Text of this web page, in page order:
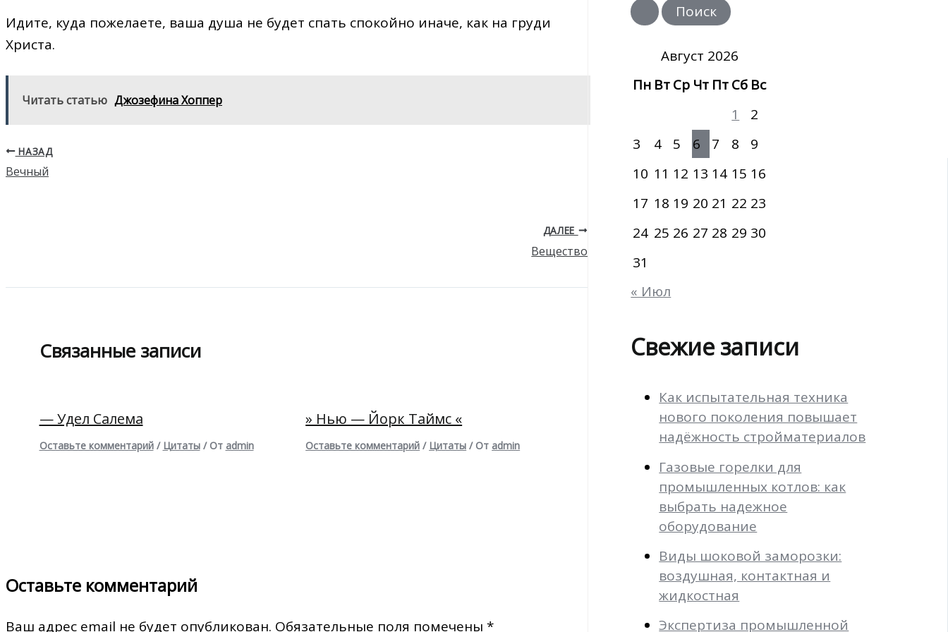
Идите, куда пожелаете, ваша душа не будет спать спокойно иначе, как на груди
Христа.
Читать статью Джозефина Хоппер
НАЗАД
Вечный
ДАЛЕЕ
Вещество
Связанные записи
— Удел Салема
Оставьте комментарий / Цитаты/ От admin
» Нью — Йорк Таймс «
Оставьте комментарий / Цитаты / От admin
Оставьте комментарий
Ваш адрес email не будет опубликован. Обязательные поля помечены *
и
с
Август 2026
Пн ВтСр Чт ПтСб Вс
1
2
3
4 5 6 7 8
9
10 11 12 13 14 15 16
17 18 19 20 21 22 23
24 25 26 27 28 29 30
31
« Июл
Свежие записи
Как испытательная техника
нового поколения повышает
надёжность стройматериалов
Газовые горелки для
промышленных котлов: как
выбрать надежное
оборудование
Виды шоковой заморозки:
воздушная, контактная и
жидкостная
Экспертиза промышленной